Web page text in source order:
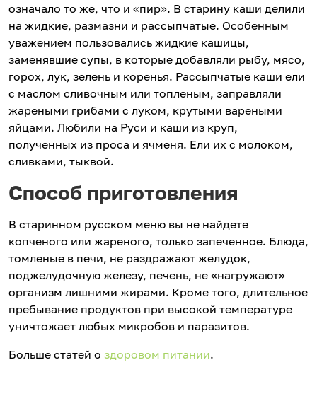
означало то же, что и «пир». В старину каши делили
на жидкие, размазни и рассыпчатые. Особенным
уважением пользовались жидкие кашицы,
заменявшие супы, в которые добавляли рыбу, мясо,
горох, лук, зелень и коренья. Рассыпчатые каши ели
с маслом сливочным или топленым, заправляли
жареными грибами с луком, крутыми вареными
яйцами. Любили на Руси и каши из круп,
полученных из проса и ячменя. Ели их с молоком,
сливками, тыквой.
Способ приготовления
В старинном русском меню вы не найдете
копченого или жареного, только запеченное. Блюда,
томленые в печи, не раздражают желудок,
поджелудочную железу, печень, не «нагружают»
организм лишними жирами. Кроме того, длительное
пребывание продуктов при высокой температуре
уничтожает любых микробов и паразитов.
Больше статей о здоровом питании.